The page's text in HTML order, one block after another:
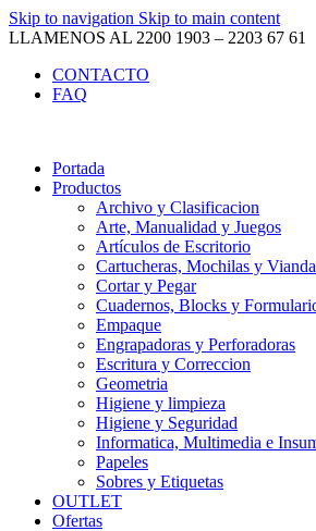
Skip to navigation Skip to main content
LLAMENOS AL 2200 1903 – 2203 67 61
CONTACTO
FAQ
Portada
Productos
Archivo y Clasificacion
Arte, Manualidad y Juegos
Artículos de Escritorio
Cartucheras, Mochilas y
Cortar y Pegar
Cuadernos, Blocks y
Empaque
Engrapadoras y Perforadoras
Escritura y Correccion
Geometria
Higiene y limpieza
Higiene y Seguridad
Informatica, Multimedia e
Papeles
Sobres y Etiquetas
OUTLET
Ofertas